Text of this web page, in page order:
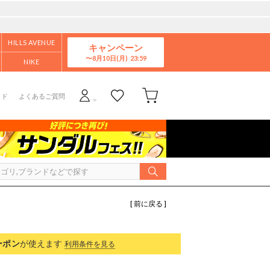
HILLS AVENUE
NIKE
キャンペーン
8月10日(月)
よくあるご質問
[ 前に戻る ]
ポンが使えます 利用条件を見る